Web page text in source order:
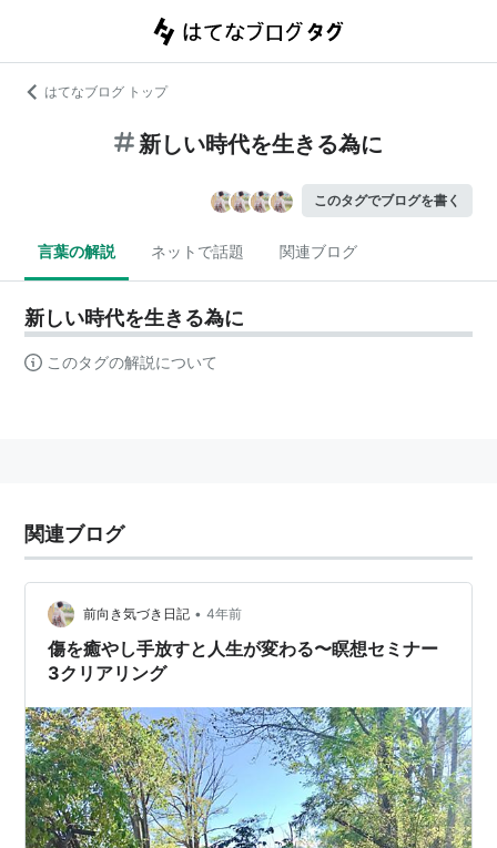
はてなブログ トップ
新しい時代を生きる為に
このタグでブログを書く
言葉の解説 ネットで話題 関連ブログ
新しい時代を生きる為に
このタグの解説について
関連ブログ
前向き気づき日記 • 4年前
傷を癒やし手放すと人生が変わる〜瞑想セミナー
3クリアリング